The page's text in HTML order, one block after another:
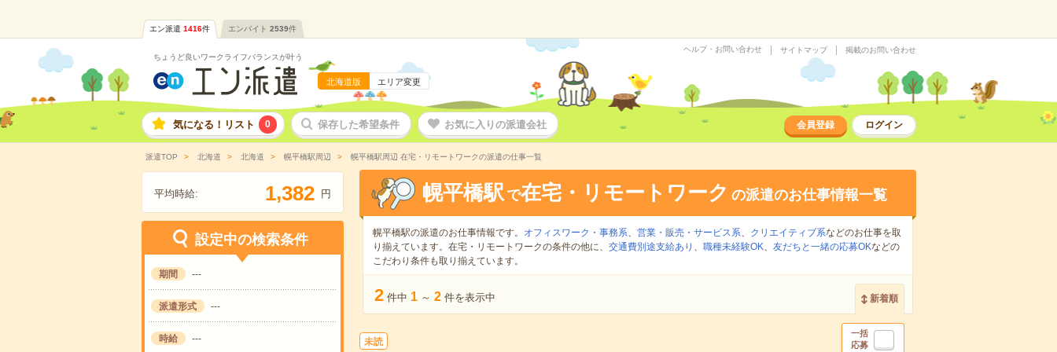
エン派遣 1416件 エンバイト 2539件
ちょうど良いワークライフバランスが叶う
北海道版 エリア変更
ヘルプ・お問い合わせ サイトマップ 掲載のお問い合わせ
気になる！リスト 0 保存した希望条件 お気に入りの派遣会社 会員登録 ログイン
派遣TOP 北海道 北海道 幌平橋駅周辺 幌平橋駅周辺 在宅・リモートワークの派遣の仕事一覧
平均時給: 1,382 円
設定中の検索条件
期間 ---
派遣形式 ---
時給 ---
幌平橋駅 で在宅・リモートワーク の派遣のお仕事情報一覧
幌平橋駅の派遣のお仕事情報です。 オフィスワーク・事務系、 営業・販売・サービス系、 クリエイティブ系などのお仕事を取
り揃えています。在宅・リモートワークの条件の他に、 交通費別途支給あり 、 職種未経験OK、 友だちと一緒の応募OKなどの
こだわり条件も取り揃えています。
2 件中 1 ～ 2 件を表示中 新着順
未読
一括
応募